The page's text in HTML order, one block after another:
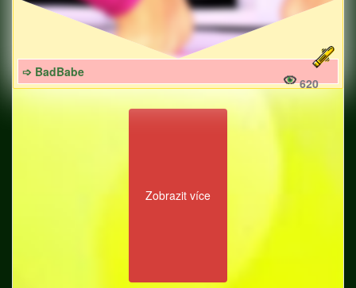
➩ BadBabe
620
Zobrazit více